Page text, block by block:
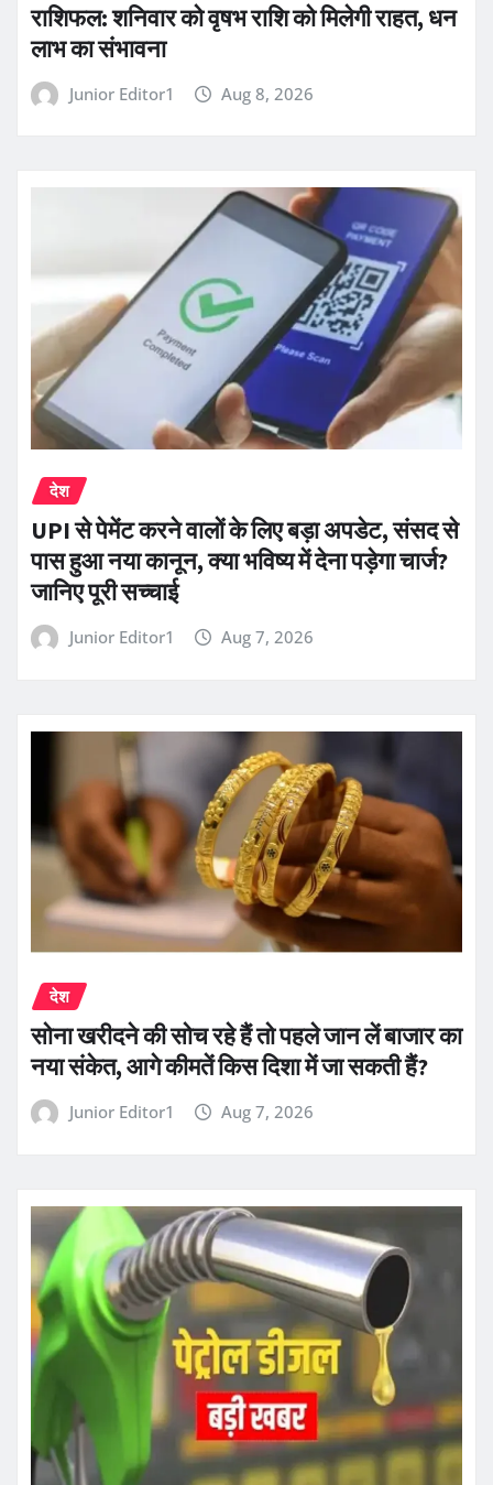
राशिफल: शनिवार को वृषभ राशि को मिलेगी राहत, धन
लाभ का संभावना
Junior Editor1 Aug 8, 2026
देश
UPI से पेमेंट करने वालों के लिए बड़ा अपडेट, संसद से
पास हुआ नया कानून, क्या भविष्य में देना पड़ेगा चार्ज?
जानिए पूरी सच्चाई
Junior Editor1 Aug 7, 2026
देश
सोना खरीदने की सोच रहे हैं तो पहले जान लें बाजार का
नया संकेत, आगे कीमतें किस दिशा में जा सकती हैं?
Junior Editor1 Aug 7, 2026